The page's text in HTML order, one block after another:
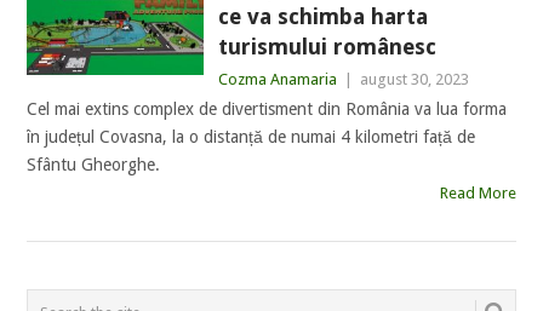
ce va schimba harta
turismului românesc
Cozma Anamaria august 30, 2023
Cel mai extins complex de divertisment din România va lua forma
în județul Covasna, la o distanță de numai 4 kilometri față de
Sfântu Gheorghe.
Read More
POSTS